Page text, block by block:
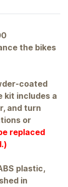
the bikes
coated
kit includes a
and turn
or
replaced
plastic,
in